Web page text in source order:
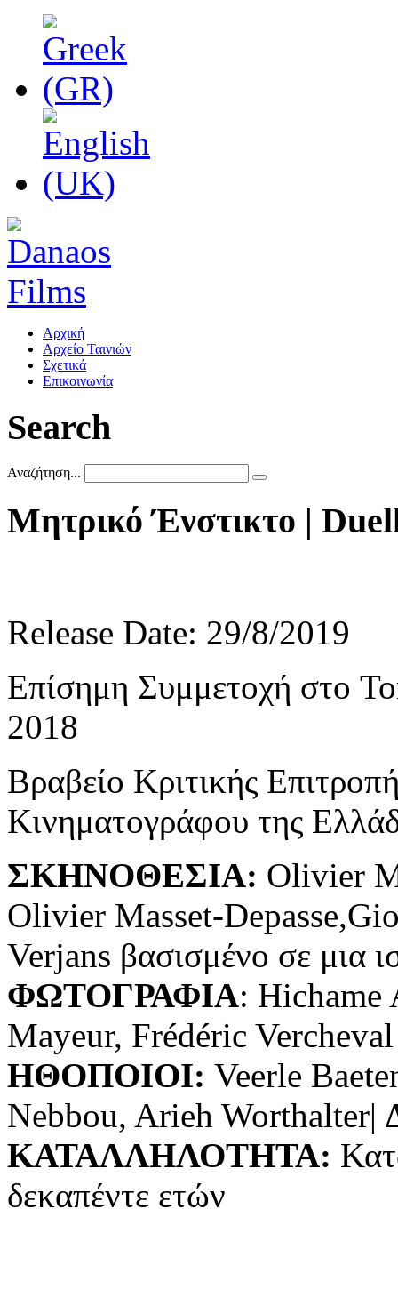
Αρχική
Αρχείο Ταινιών
Σχετικά
Επικοινωνία
Search
Αναζήτηση...
Μητρικό Ένστικτο |
Release Date: 29/8/2019
Επίσημη Συμμετοχή στο
2018
Βραβείο Κριτικής
Κινηματογράφου της
ΣΚΗΝΟΘΕΣΙΑ: Olivier
Olivier Masset-
Verjans βασισμένο σε μια
ΦΩΤΟΓΡΑΦΙΑ:
Mayeur, Frédéric
ΗΘΟΠΟΙΟΙ: Veerle
Nebbou, Arieh Worthalter|
ΚΑΤΑΛΛΗΛΟΤΗΤΑ:
δεκαπέντε ετών